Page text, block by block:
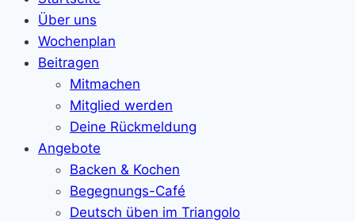
Über uns
Wochenplan
Beitragen
Mitmachen
Mitglied werden
Deine Rückmeldung
Angebote
Backen & Kochen
Begegnungs-Café
Deutsch üben im Triangolo